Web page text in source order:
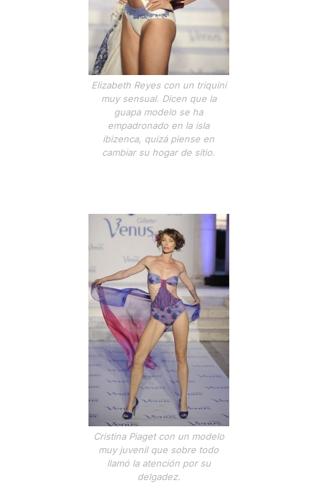
Elizabeth Reyes con un triquini
muy sensual. Dicen que la
guapa modelo se ha
empadronado en la isla
ibizenca, quizá piense en
cambiar su hogar de sitio.
Cristina Piaget con un modelo
muy juvenil que sobre todo
llamó la atención por su
delgadez.